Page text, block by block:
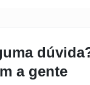
a gente